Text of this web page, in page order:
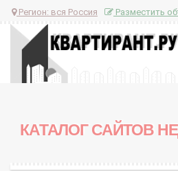
Регион: вся Россия Разместить
КАТАЛОГ САЙТОВ